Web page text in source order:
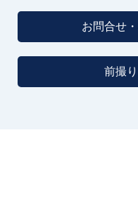
お問合せ
前撮